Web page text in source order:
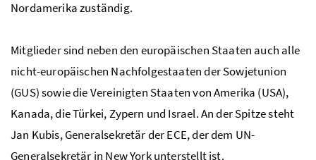
Nordamerika zuständig.
Mitglieder sind neben den europäischen Staaten auch alle
nicht-europäischen Nachfolgestaaten der Sowjetunion
(GUS) sowie die Vereinigten Staaten von Amerika (USA),
Kanada, die Türkei, Zypern und Israel. An der Spitze steht
Jan Kubis, Generalsekretär der ECE, der dem UN-
Generalsekretär in New Yorkunterstellt ist.